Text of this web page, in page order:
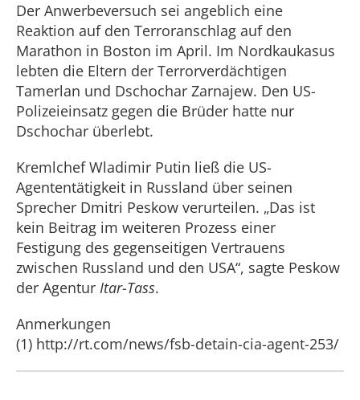
Der Anwerbeversuch sei angeblich eine
Reaktion auf den Terroranschlag auf den
Marathon in Boston im April. Im Nordkaukasus
lebten die Eltern der Terrorverdächtigen
Tamerlan und Dschochar Zarnajew. Den US-
Polizeieinsatz gegen die Brüder hatte nur
Dschochar überlebt.
Kremlchef Wladimir Putin ließ die US-
Agententätigkeit in Russland über seinen
Sprecher Dmitri Peskow verurteilen. „Das ist
kein Beitrag im weiteren Prozess einer
Festigung des gegenseitigen Vertrauens
zwischen Russland und den USA“, sagte Peskow
der Agentur Itar-Tass.
Anmerkungen
(1) http://rt.com/news/fsb-detain-cia-agent-253/